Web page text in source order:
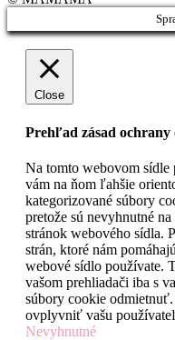
Close
Prehľad zásad ochrany
Na tomto webovom sídle
vám na ňom ľahšie
kategorizované súbory
pretože sú nevyhnutné
stránok webového sídla.
strán, ktoré nám
webové sídlo používate.
vašom prehliadači iba s
súbory cookie
ovplyvniť vašu
Nevyhnutné